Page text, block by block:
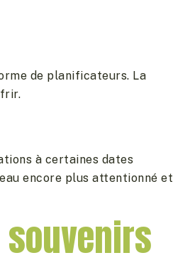
de planificateurs. La
à certaines dates
encore plus attentionné et